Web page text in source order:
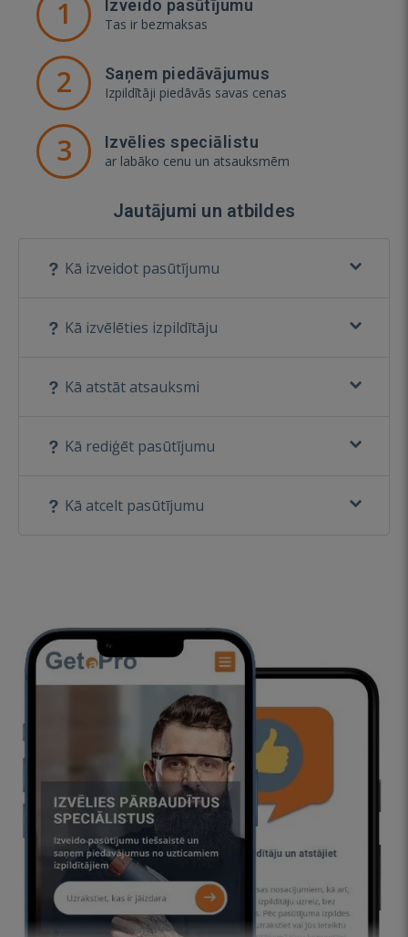
1 Izveido pasūtījumu
Tas ir bezmaksas
2 Saņem piedāvājumus
Izpildītāji piedāvās savas cenas
3 Izvēlies speciālistu
ar labāko cenu un atsauksmēm
Jautājumi un atbildes
Kā izveidot pasūtījumu
Kā izvēlēties izpildītāju
Kā atstāt atsauksmi
Kā rediģēt pasūtījumu
Kā atcelt pasūtījumu